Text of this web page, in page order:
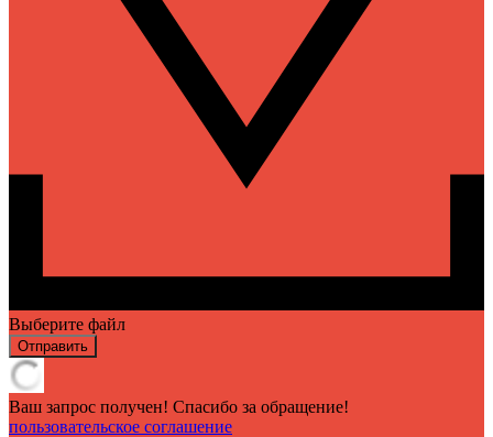
Выберите файл
Отправить
Ваш запрос получен! Спасибо за обращение!
пользовательское соглашение